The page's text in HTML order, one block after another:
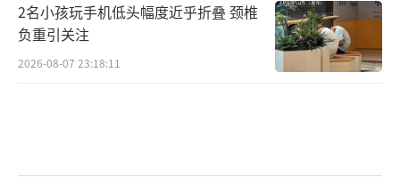
2名小孩玩手机低头幅度近乎折叠 颈椎
负重引关注
2026-08-07 23:18:11